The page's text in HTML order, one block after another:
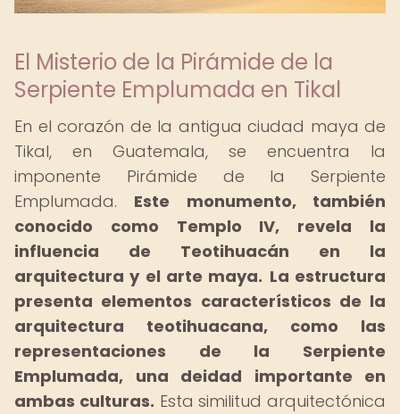
El Misterio de la Pirámide de la
Serpiente Emplumada en Tikal
En el corazón de la antigua ciudad maya de
Tikal, en Guatemala, se encuentra la
imponente Pirámide de la Serpiente
Emplumada. Este monumento, también
conocido como Templo IV, revela la
influencia de Teotihuacán en la
arquitectura y el arte maya. La estructura
presenta elementos característicos de la
arquitectura teotihuacana, como las
representaciones de la Serpiente
Emplumada, una deidad importante en
ambas culturas. Esta similitud arquitectónica